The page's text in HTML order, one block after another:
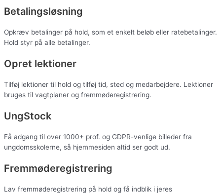
Betalingsløsning
Opkræv betalinger på hold, som et enkelt beløb eller ratebetalinger.
Hold styr på alle betalinger.
Opret lektioner
Tilføj lektioner til hold og tilføj tid, sted og medarbejdere. Lektioner
bruges til vagtplaner og fremmøderegistrering.
UngStock
Få adgang til over 1000+ prof. og GDPR-venlige billeder fra
ungdomsskolerne, så hjemmesiden altid ser godt ud.
Fremmøderegistrering
Lav fremmøderegistrering på hold og få indblik i jeres